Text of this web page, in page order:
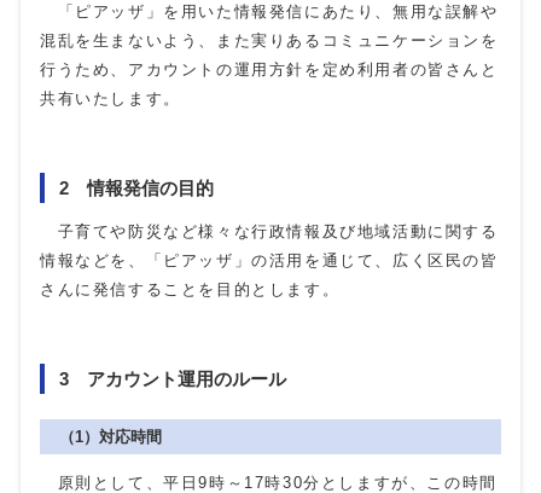
「ピアッザ」を用いた情報発信にあたり、無用な誤解や
混乱を生まないよう、また実りあるコミュニケーションを
行うため、アカウントの運用方針を定め利用者の皆さんと
共有いたします。
2 情報発信の目的
子育てや防災など様々な行政情報及び地域活動に関する
情報などを、「ピアッザ」の活用を通じて、広く区民の皆
さんに発信することを目的とします。
3 アカウント運用のルール
（1）対応時間
原則として、平日9時～17時30分としますが、この時間